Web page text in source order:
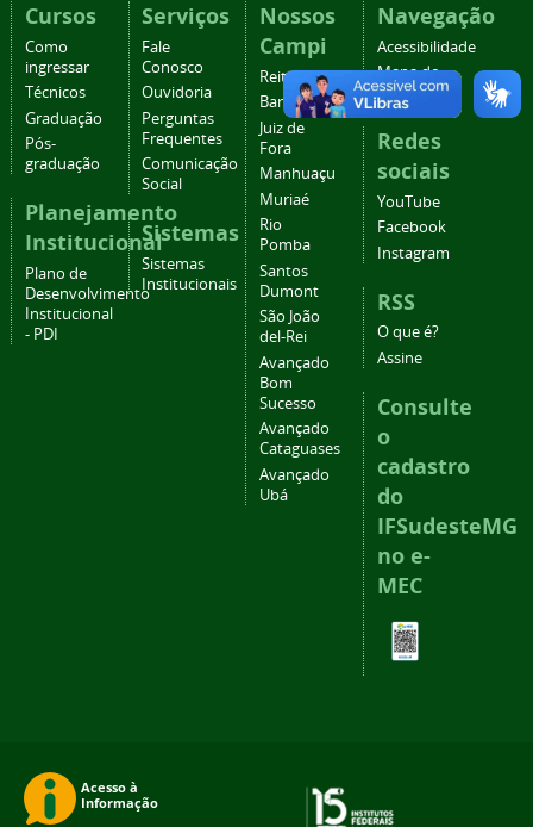
Cursos
Como
ingressar
Técnicos
Graduação
Pós-
graduação
Planejamento
Institucional
Plano de
Desenvolvimento
Institucional
- PDI
Serviços
Fale
Conosco
Ouvidoria
Perguntas
Frequentes
Comunicação
Social
Sistemas
Sistemas
Institucionais
Nossos
Campi
Reitoria
Barbacena
Juiz de
Fora
Manhuaçu
Muriaé
Rio
Pomba
Santos
Dumont
São João
del-Rei
Avançado
Bom
Sucesso
Avançado
Cataguases
Avançado
Ubá
Navegação
Acessibilidade
Mapa do
site
Redes
sociais
YouTube
Facebook
Instagram
RSS
O que é?
Assine
Consulte
o
cadastro
do
IFSudesteMG
no e-
MEC